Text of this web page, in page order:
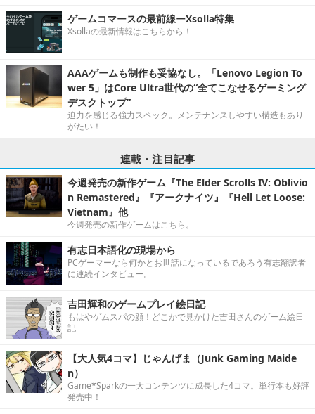
ゲームコマースの最前線ーXsolla特集
Xsollaの最新情報はこちらから！
AAAゲームも制作も妥協なし。「Lenovo Legion To
wer 5」はCore Ultra世代の“全てこなせるゲーミング
デスクトップ”
迫力を感じる強力スペック。メンテナンスしやすい構造もあり
がたい！
連載・注目記事
今週発売の新作ゲーム『The Elder Scrolls IV: Oblivio
n Remastered』『アークナイツ』『Hell Let Loose:
Vietnam』他
今週発売の新作ゲームはこちら。
有志日本語化の現場から
PCゲーマーなら何かとお世話になっているであろう有志翻訳者
に連続インタビュー。
吉田輝和のゲームプレイ絵日記
もはやゲムスパの顔！どこかで見かけた吉田さんのゲーム絵日
記
【大人気4コマ】じゃんげま（Junk Gaming Maide
n）
Game*Sparkの一大コンテンツに成長した4コマ。単行本も好評
発売中！